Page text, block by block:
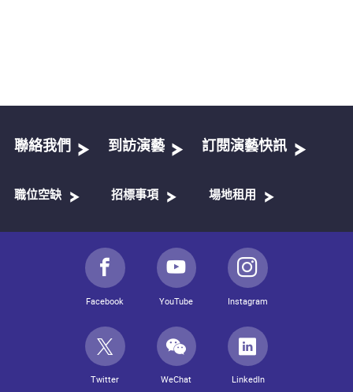
聯絡我們 到訪演藝 訂閱演藝快訊
職位空缺 招標事項 場地租用
Facebook YouTube Instagram
Twitter WeChat LinkedIn